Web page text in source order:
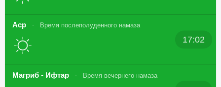
Аср Время послеполуденного намаза
17:02
Магриб - Ифтар Время вечернего намаза